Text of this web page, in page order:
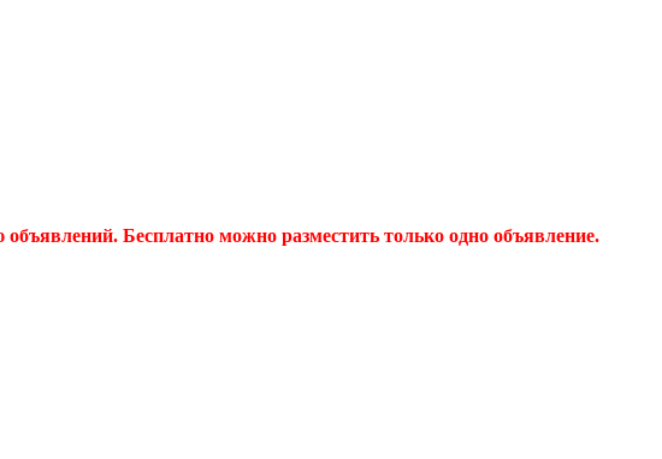
Бесплатно можно разместить только одно объявление.